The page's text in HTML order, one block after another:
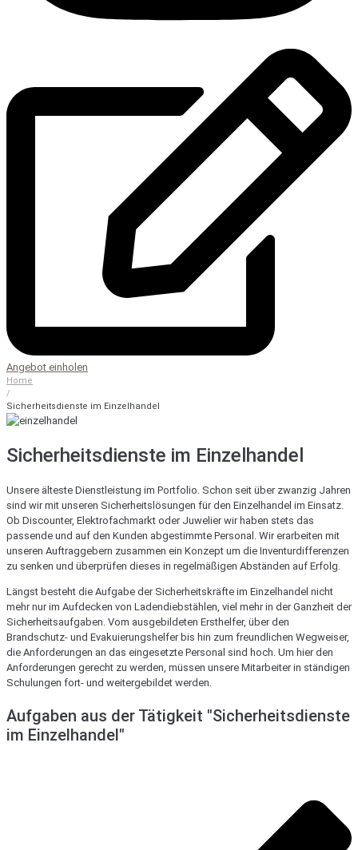
Angebot einholen
Home
/
Sicherheitsdienste im Einzelhandel
Sicherheitsdienste im Einzelhandel
Unsere älteste Dienstleistung im Portfolio. Schon seit über zwanzig Jahren
sind wir mit unseren Sicherheitslösungen für den Einzelhandel im Einsatz.
Ob Discounter, Elektrofachmarkt oder Juwelier wir haben stets das
passende und auf den Kunden abgestimmte Personal. Wir erarbeiten mit
unseren Auftraggebern zusammen ein Konzept um die Inventurdifferenzen
zu senken und überprüfen dieses in regelmäßigen Abständen auf Erfolg.
Längst besteht die Aufgabe der Sicherheitskräfte im Einzelhandel nicht
mehr nur im Aufdecken von Ladendiebstählen, viel mehr in der Ganzheit der
Sicherheitsaufgaben. Vom ausgebildeten Ersthelfer, über den
Brandschutz- und Evakuierungshelfer bis hin zum freundlichen Wegweiser,
die Anforderungen an das eingesetzte Personal sind hoch. Um hier den
Anforderungen gerecht zu werden, müssen unsere Mitarbeiter in ständigen
Schulungen fort- und weitergebildet werden.
Aufgaben aus der Tätigkeit "Sicherheitsdienste
im Einzelhandel"